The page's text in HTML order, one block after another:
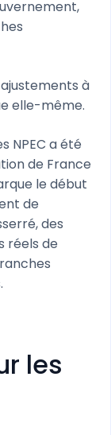
à
elle-même.
NPEC a été
de France
le début
de
des
réels de
les